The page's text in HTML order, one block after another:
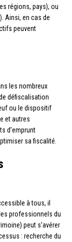
régions, pays), ou
Ainsi, en cas de
peuvent
les nombreux
défiscalisation
ou le dispositif
et autres
d’emprunt
sa fiscalité.
à tous, il
professionnels du
peut s’avérer
: recherche du